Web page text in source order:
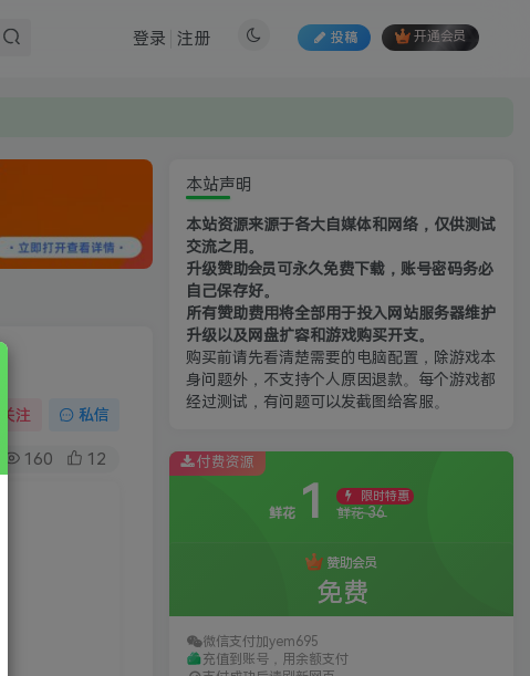
投稿 开通会员
登录 注册
关注 私信
160 12
本站声明
本站资源来源于各大自媒体和网络，仅供测试
交流之用。
升级赞助会员可永久免费下载，账号密码务必
自己保存好。
所有赞助费用将全部用于投入网站服务器维护
升级以及网盘扩容和游戏购买开支。
购买前请先看清楚需要的电脑配置，除游戏本
身问题外，不支持个人原因退款。每个游戏都
经过测试，有问题可以发截图给客服。
付费资源
鲜花 1 限时特惠
鲜花 36
赞助会员
免费
微信支付加yem695
充值到账号，用余额支付